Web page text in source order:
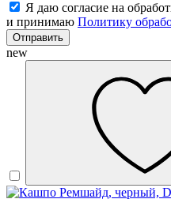
Я даю согласие на
и принимаю Политику
Отправить
new